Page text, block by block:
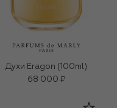
Духи Eragon (100ml)
68 000 ₽